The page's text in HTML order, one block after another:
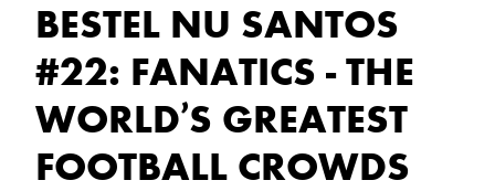
BESTEL NU SANTOS
#22: FANATICS - THE
WORLD’S GREATEST
FOOTBALL CROWDS